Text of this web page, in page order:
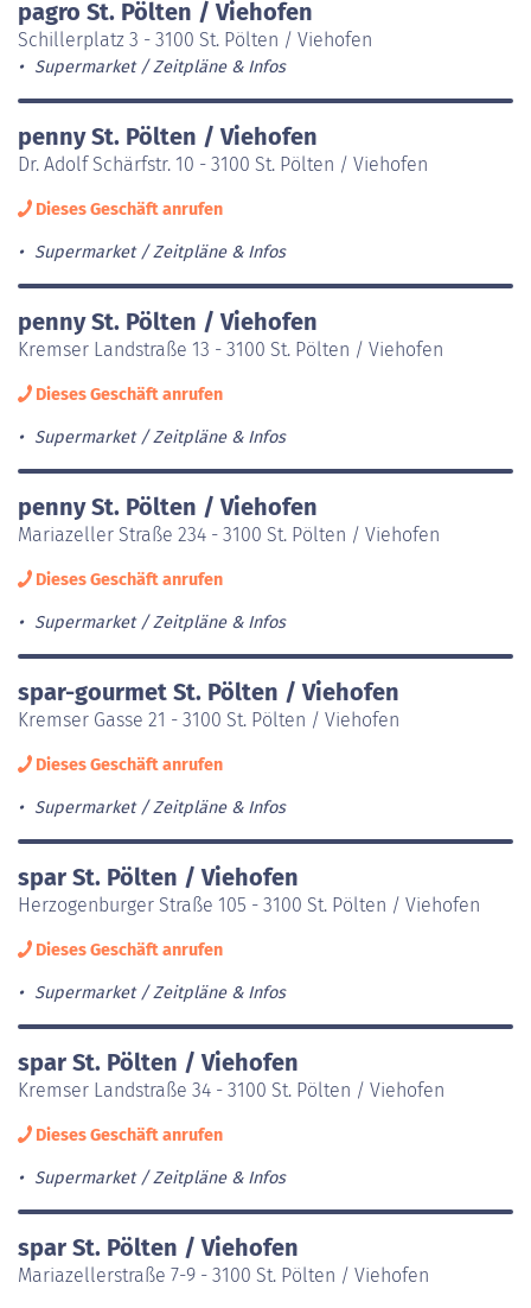
pagro St. Pölten / Viehofen
Schillerplatz 3 - 3100 St. Pölten / Viehofen
Supermarket Zeitpläne & Infos
penny St. Pölten / Viehofen
Dr. Adolf Schärfstr. 10 - 3100 St. Pölten / Viehofen
Dieses Geschäft anrufen
Supermarket Zeitpläne & Infos
penny St. Pölten / Viehofen
Kremser Landstraße 13 - 3100 St. Pölten / Viehofen
Dieses Geschäft anrufen
Supermarket Zeitpläne & Infos
penny St. Pölten / Viehofen
Mariazeller Straße 234 - 3100 St. Pölten / Viehofen
Dieses Geschäft anrufen
Supermarket Zeitpläne & Infos
spar-gourmet St. Pölten / Viehofen
Kremser Gasse 21 - 3100 St. Pölten / Viehofen
Dieses Geschäft anrufen
Supermarket Zeitpläne & Infos
spar St. Pölten / Viehofen
Herzogenburger Straße 105 - 3100 St. Pölten / Viehofen
Dieses Geschäft anrufen
Supermarket Zeitpläne & Infos
spar St. Pölten / Viehofen
Kremser Landstraße 34 - 3100 St. Pölten / Viehofen
Dieses Geschäft anrufen
Supermarket Zeitpläne & Infos
spar St. Pölten / Viehofen
Mariazellerstraße 7-9 - 3100 St. Pölten / Viehofen